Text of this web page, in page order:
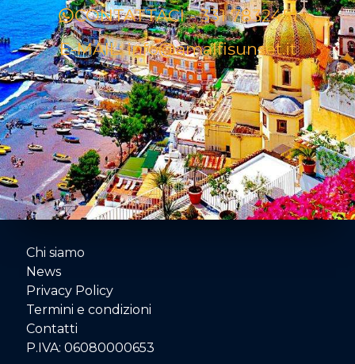
CONTATTACI - 331 7832451
E-MAIL: info@amalfisunset.it
Chi siamo
News
Privacy Policy
Termini e condizioni
Contatti
P.IVA: 06080000653